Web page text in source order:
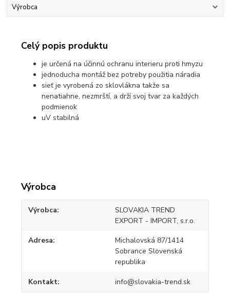
Výrobca
Celý popis produktu
je určená na účinnú ochranu interieru proti hmyzu
jednoducha montáž bez potreby použitia náradia
sieť je vyrobená zo sklovlákna takže sa
nenatiahne, nezmrští, a drží svoj tvar za každých
podmienok
uV stabilná
Výrobca
Výrobca
SLOVAKIA TREND
EXPORT - IMPORT, s.r.o.
Adresa
Michalovská 87/1414
Sobrance Slovenská
republika
Kontakt info@slovakia-trend.sk